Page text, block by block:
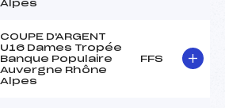
Alpes
COUPE D'ARGENT
U16 Dames Tropée
Banque Populaire
Auvergne Rhône
Alpes
FFS